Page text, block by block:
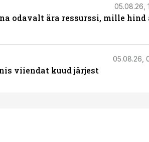
05.08.26,
odavalt ära ressurssi, mille hind
05.08.26,
viiendat kuud järjest